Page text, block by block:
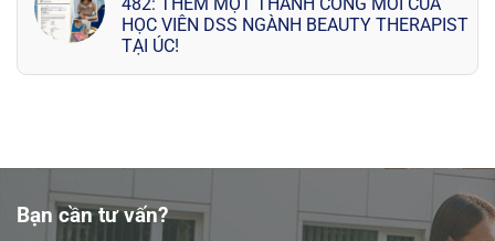
HỌC VIÊN DSS NGÀNH BEAUTY THERAPIST
TẠI ÚC!
Bạn cần tư vấn?